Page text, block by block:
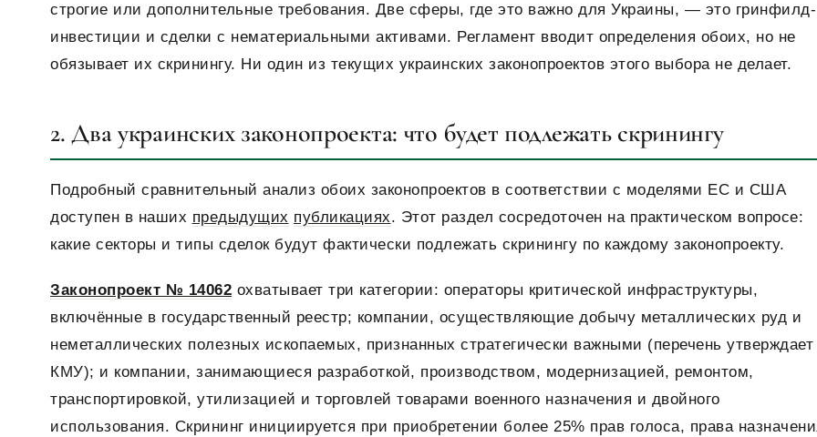
строгие или дополнительные требования. Две сферы, где это важно для Украины, — это гринфилд-
инвестиции и сделки с нематериальными активами. Регламент вводит определения обоих, но не
обязывает их скринингу. Ни один из текущих украинских законопроектов этого выбора не делает.
2. Два украинских законопроекта: что будет подлежать скринингу
Подробный сравнительный анализ обоих законопроектов в соответствии с моделями ЕС и США
доступен в наших предыдущих публикациях. Этот раздел сосредоточен на практическом вопросе:
какие секторы и типы сделок будут фактически подлежать скринингу по каждому законопроекту.
Законопроект № 14062 охватывает три категории: операторы критической инфраструктуры,
включённые в государственный реестр; компании, осуществляющие добычу металлических руд и
неметаллических полезных ископаемых, признанных стратегически важными (перечень утверждает
КМУ); и компании, занимающиеся разработкой, производством, модернизацией, ремонтом,
транспортировкой, утилизацией и торговлей товарами военного назначения и двойного
использования. Скрининг инициируется при приобретении более 25% прав голоса, права